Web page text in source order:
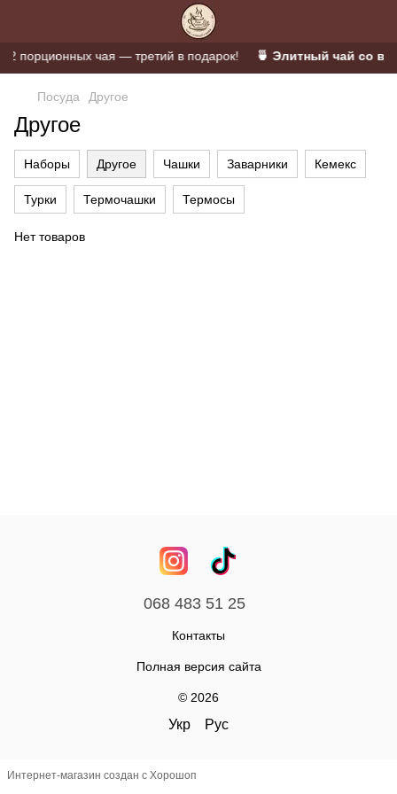
чая — третий в подарок! 🍵 Элитный чай со
Посуда Другое
Другое
Наборы Другое Чашки Заварники Кемекс
Турки Термочашки Термосы
Нет товаров
068 483 51 25
Контакты
Полная версия сайта
© 2026
Укр Рус
Интернет-магазин создан с Хорошоп